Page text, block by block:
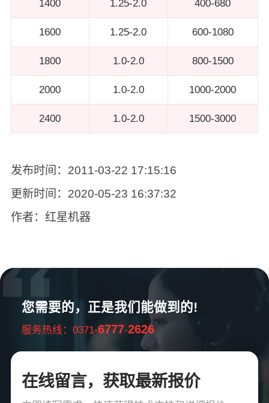
1400 1.25-2.0 400-680
1600 1.25-2.0 600-1080
1800 1.0-2.0 800-1500
2000 1.0-2.0 1000-2000
2400 1.0-2.0 1500-3000
发布时间：2011-03-22 17:15:16
更新时间：2020-05-23 16:37:32
作者：红星机器
您需要的，正是我们能做到的!
服务热线：0371-6777-2626
在线留言，获取最新报价